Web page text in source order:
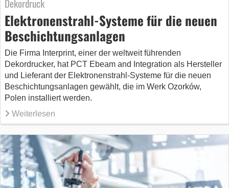
Dekordruck
Elektronenstrahl-Systeme für die neuen
Beschichtungsanlagen
Die Firma Interprint, einer der weltweit führenden
Dekordrucker, hat PCT Ebeam and Integration als Hersteller
und Lieferant der Elektronenstrahl-Systeme für die neuen
Beschichtungsanlagen gewählt, die im Werk Ozorków,
Polen installiert werden.
Weiterlesen